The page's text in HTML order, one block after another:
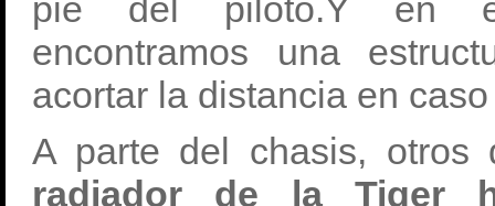
pie del piloto.Y en
encontramos una
acortar la distancia en
A parte del chasis, otros
radiador de la Tiger